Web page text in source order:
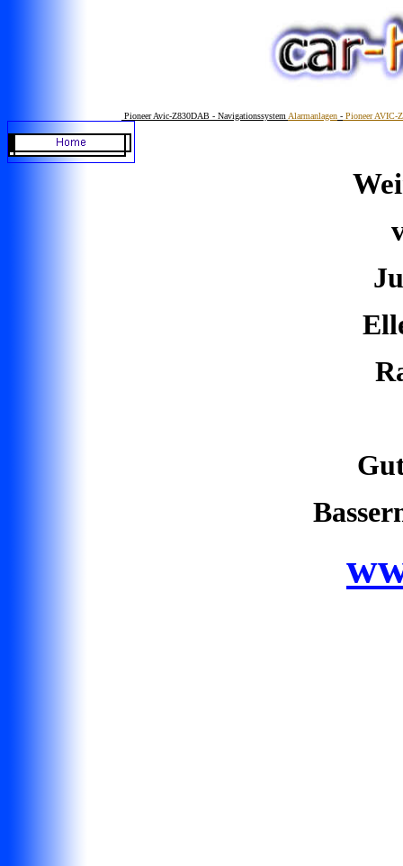
Pioneer Avic-Z830DAB - Navigationssystem Alarmanlagen - Pioneer AVIC-